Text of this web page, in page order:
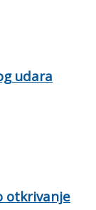
udara
otkrivanje